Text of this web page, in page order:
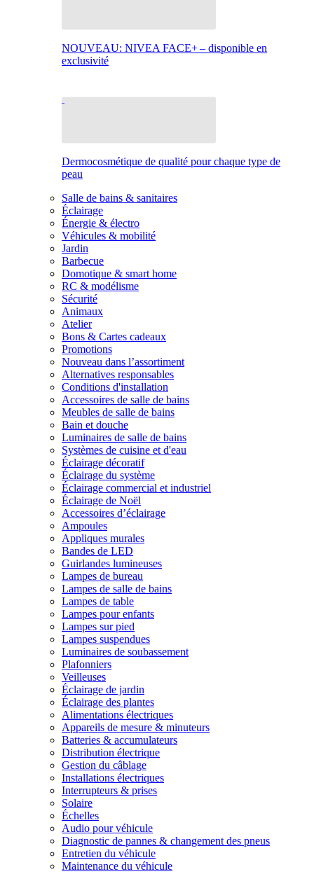
NOUVEAU: NIVEA FACE+ – disponible en
exclusivité
Dermocosmétique de qualité pour chaque type de
peau
Salle de bains & sanitaires
Éclairage
Énergie & électro
Véhicules & mobilité
Jardin
Barbecue
Domotique & smart home
RC & modélisme
Sécurité
Animaux
Atelier
Bons & Cartes cadeaux
Promotions
Nouveau dans l’assortiment
Alternatives responsables
Conditions d'installation
Accessoires de salle de bains
Meubles de salle de bains
Bain et douche
Luminaires de salle de bains
Systèmes de cuisine et d'eau
Éclairage décoratif
Éclairage du système
Éclairage commercial et industriel
Éclairage de Noël
Accessoires d’éclairage
Ampoules
Appliques murales
Bandes de LED
Guirlandes lumineuses
Lampes de bureau
Lampes de salle de bains
Lampes de table
Lampes pour enfants
Lampes sur pied
Lampes suspendues
Luminaires de soubassement
Plafonniers
Veilleuses
Éclairage de jardin
Éclairage des plantes
Alimentations électriques
Appareils de mesure & minuteurs
Batteries & accumulateurs
Distribution électrique
Gestion du câblage
Installations électriques
Interrupteurs & prises
Solaire
Échelles
Audio pour véhicule
Diagnostic de pannes & changement des pneus
Entretien du véhicule
Maintenance du véhicule